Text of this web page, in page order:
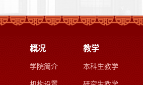
概况
学院简介
教学
本科生教学